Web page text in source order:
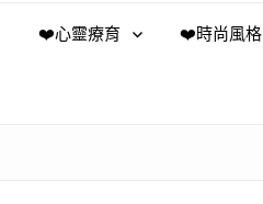
❤️心靈療育 ❤️時尚風格